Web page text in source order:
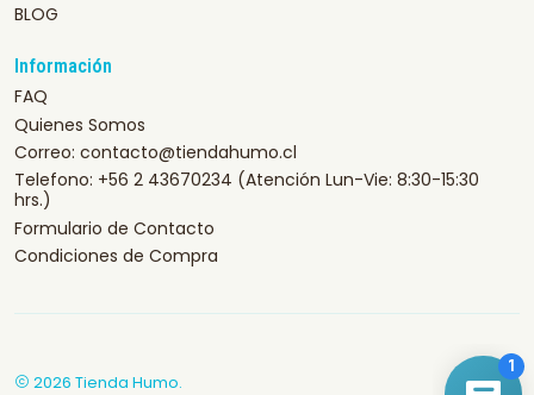
BLOG
Información
FAQ
Quienes Somos
Correo: contacto@tiendahumo.cl
Telefono: +56 2 43670234 (Atención Lun-Vie: 8:30-15:30
hrs.)
Formulario de Contacto
Condiciones de Compra
2026 Tienda Humo.